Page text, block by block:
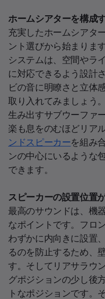
ホームシアターを構成
充実したホームシアタ
ント選びから始まりま
システムは、空間やラ
に対応できるよう設計
ビの音に明瞭さと立体
取り入れてみましょう
生み出すサブウーファ
楽も息をのむほどリア
ンドスピーカーを組み
ンの中心にいるような
できます。
スピーカーの設置位置
最高のサウンドは、機
なポイントです。フロ
わずかに内向きに設置、
るのを防止するため、
す。そしてリアサラウ
グポジションの少し後
トなポジションです。